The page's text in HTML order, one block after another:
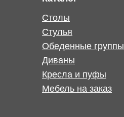
Обеденные группы
Мебель на заказ
Кресла и пуфы
Диваны
Стулья
Столы